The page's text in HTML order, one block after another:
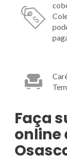
Faça
online